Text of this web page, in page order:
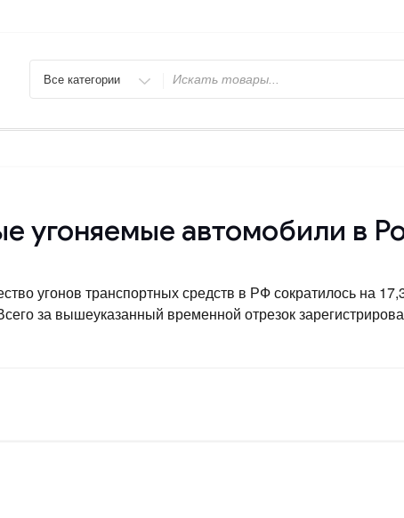
Искать
угоняемые автомобили в
угонов транспортных средств в РФ сократилось на
за вышеуказанный временной отрезок